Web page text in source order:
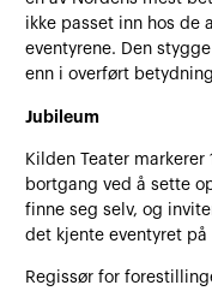
ikke passet inn hos de
eventyrene. Den
enn i overført
Jubileum
Kilden Teater
bortgang ved å sette
finne seg selv, og
det kjente eventyret på
Regissør for